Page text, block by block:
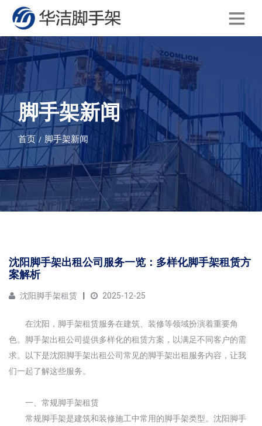
脚手架新闻
首页 / 脚手架新闻
​沈阳脚手架出租公司服务一览：多样化脚手架租赁方
案解析
沈阳脚手架租赁 2025-12-25
在沈阳，脚手架租赁服务在建筑、装修等领域扮演着重要角
色。脚手架出租公司提供多样化的租赁方案，以满足不同客户的需
求。以下是沈阳脚手架出租公司常见的脚手架出租服务内容，让我
们一起了解这些服务。
一、常规脚手架租赁
常规脚手架是建筑和装修施工中常用的脚手架类型。沈阳脚手